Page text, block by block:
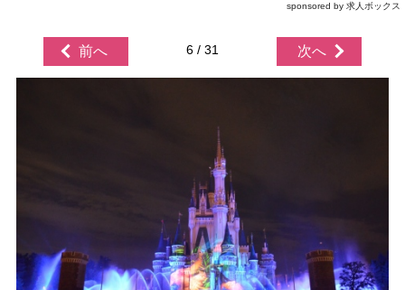
sponsored by 求人ボックス
前へ 6 / 31 次へ